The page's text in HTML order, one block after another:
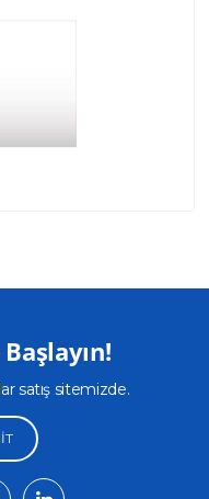
Başlayın!
satış sitemizde.